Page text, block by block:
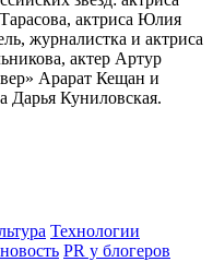
актриса Юлия
журналистка и актриса
актер Артур
Арарат Кещан и
Дарья Куниловская.
Технологии
PR у блогеров